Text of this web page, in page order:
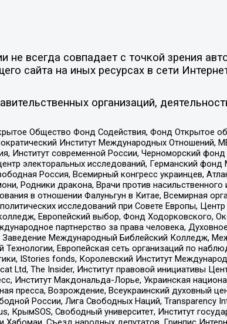
всегда совпадает с точкой зрения
сайта на иных ресурсах в сети
организаций,
Общество Фонд Содействия, Фонд Открытое
Институт Международных Отношений,
Институт современной России, Черноморский фонд
электоральных исследований, Германский
Россия, Всемирный конгресс украинцев,
Родники дракона, Врачи против насильственного
в отношении Фалуньгун в Китае, Всемирная
исследований при Совете Европы,
Европейский выбор, Фонд Ходорковского,
партнерство за права человека, Духовное
Международный Библейский Колледж,
Технологии, Европейская сеть организаций по
IStories fonds, Королевский Институт
Ltd, The Insider, Институт правовой инициативы
Институт Макдональда-Лорье, Украинская
пресса, Возрождение, Всеукраинский духовный
России, Лига Свободных Наций, Transparеncy
Свободный университет, Институт